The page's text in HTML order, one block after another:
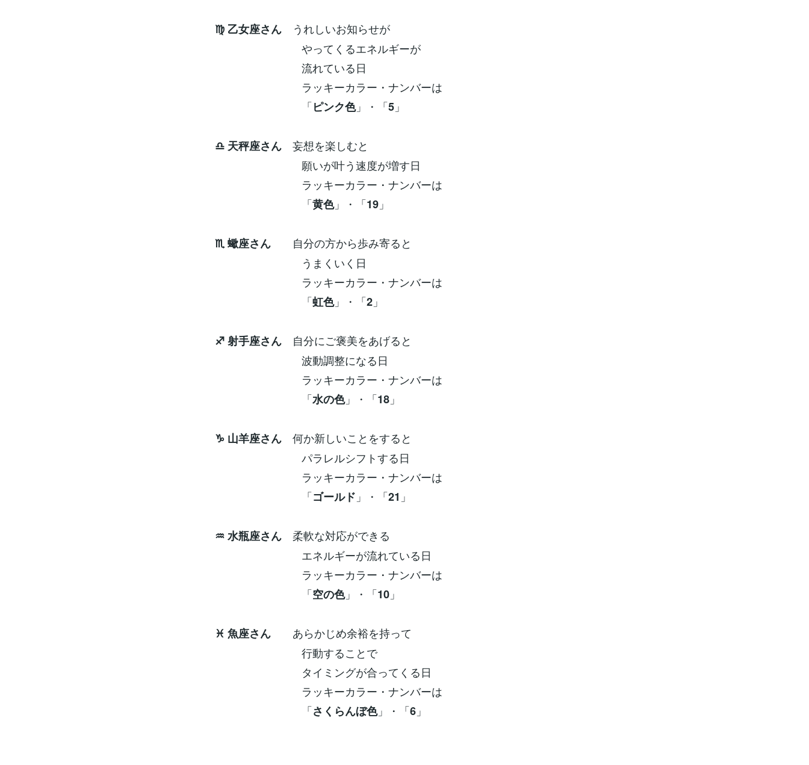
♍ 乙女座さん うれしいお知らせが
やってくるエネルギーが
流れている日
ラッキーカラー・ナンバーは
「ピンク色」・「5 」
♎ 天秤座さん 妄想を楽しむと
願いが叶う速度が増す日
ラッキーカラー・ナンバーは
「黄色」・「19 」
♏ 蠍座さん 自分の方から歩み寄ると
うまくいく日
ラッキーカラー・ナンバーは
「虹色」・「2 」
♐ 射手座さん 自分にご褒美をあげると
波動調整になる日
ラッキーカラー・ナンバーは
「水の色」・「18 」
♑ 山羊座さん 何か新しいことをすると
パラレルシフトする日
ラッキーカラー・ナンバーは
「ゴールド 」・「21 」
♒ 水瓶座さん 柔軟な対応ができる
エネルギーが流れている日
ラッキーカラー・ナンバーは
「空の色」・「10 」
♓ 魚座さん あらかじめ余裕を持って
行動することで
タイミングが合ってくる日
ラッキーカラー・ナンバーは
「さくらんぼ色」・「6 」